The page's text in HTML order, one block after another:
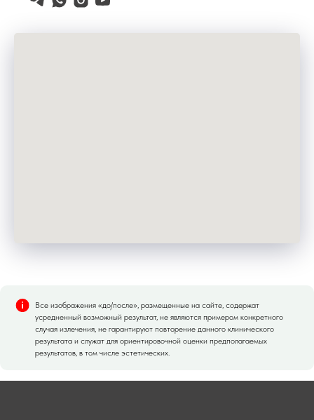
Все изображения «до/после», размещенные на сайте, содержат
усредненный возможный результат, не являются примером конкретного
случая излечения, не гарантируют повторение данного клинического
результата и служат для ориентировочной оценки предполагаемых
результатов, в том числе эстетических.